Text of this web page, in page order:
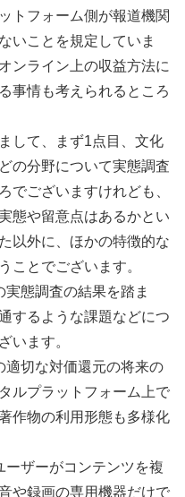
トフォーム側が報道機関
いことを規定していま
ンライン上の収益方法に
事情も考えられるところ
して、まず1点目、文化
の分野について実態調査
でございますけれども、
態や留意点はあるかとい
以外に、ほかの特徴的な
ことでございます。
態調査の結果を踏ま
するような課題などにつ
います。
適切な対価還元の将来の
ルプラットフォーム上で
作物の利用形態も多様化
ーザーがコンテンツを複
や録画の専用機器だけで